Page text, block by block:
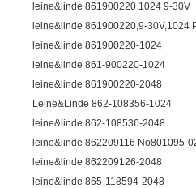
leine&linde 861900220 1024 9-30V
leine&linde 861900220,9-30V,1024
leine&linde 861900220-1024
leine&linde 861-900220-1024
leine&linde 861900220-2048
Leine&Linde 862-108356-1024
leine&linde 862-108536-2048
leine&linde 862209116 No801095-
leine&linde 862209126-2048
leine&linde 865-118594-2048